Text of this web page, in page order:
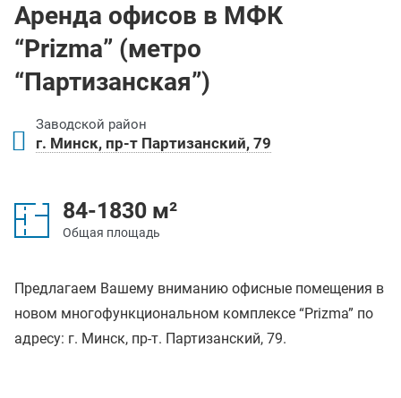
Аренда офисов в МФК
“Prizma” (метро
“Партизанская”)
Заводской район
г. Минск, пр-т Партизанский, 79
84-1830 м²
Общая площадь
Предлагаем Вашему вниманию офисные помещения в
новом многофункциональном комплексе “Prizma” по
адресу: г. Минск, пр-т. Партизанский, 79.